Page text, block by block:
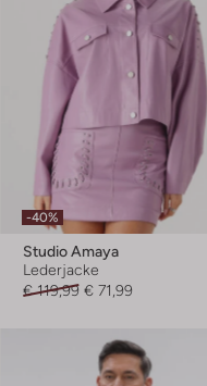
-40%
Studio Amaya
Lederjacke
€ 119,99 € 71,99